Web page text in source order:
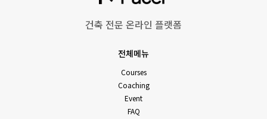
건축 전문 온라인 플랫폼
전체메뉴
Courses
Coaching
Event
FAQ